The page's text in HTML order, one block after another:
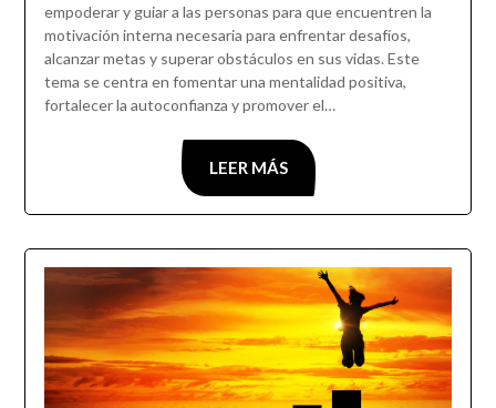
empoderar y guiar a las personas para que encuentren la
motivación interna necesaria para enfrentar desafíos,
alcanzar metas y superar obstáculos en sus vidas. Este
tema se centra en fomentar una mentalidad positiva,
fortalecer la autoconfianza y promover el…
LEER MÁS